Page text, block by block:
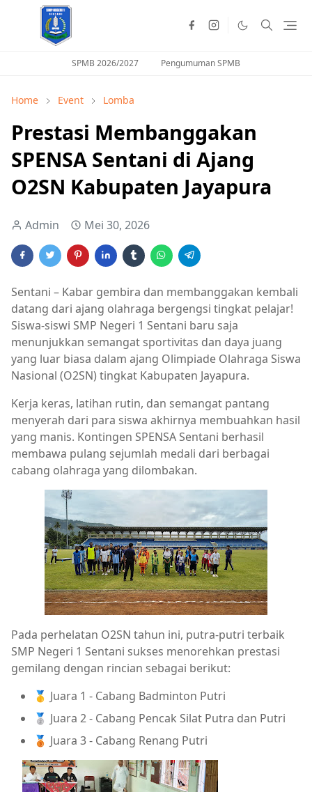
SPMB 2026/2027 Pengumuman SPMB
Home Event Lomba
Prestasi Membanggakan
SPENSA Sentani di Ajang
O2SN Kabupaten Jayapura
Admin Mei 30, 2026
Sentani – Kabar gembira dan membanggakan kembali
datang dari ajang olahraga bergengsi tingkat pelajar!
Siswa-siswi SMP Negeri 1 Sentani baru saja
menunjukkan semangat sportivitas dan daya juang
yang luar biasa dalam ajang Olimpiade Olahraga Siswa
Nasional (O2SN) tingkat Kabupaten Jayapura.
Kerja keras, latihan rutin, dan semangat pantang
menyerah dari para siswa akhirnya membuahkan hasil
yang manis. Kontingen SPENSA Sentani berhasil
membawa pulang sejumlah medali dari berbagai
cabang olahraga yang dilombakan.
Pada perhelatan O2SN tahun ini, putra-putri terbaik
SMP Negeri 1 Sentani sukses menorehkan prestasi
gemilang dengan rincian sebagai berikut:
🥇 Juara 1 - Cabang Badminton Putri
🥈 Juara 2 - Cabang Pencak Silat Putra dan Putri
🥉 Juara 3 - Cabang Renang Putri